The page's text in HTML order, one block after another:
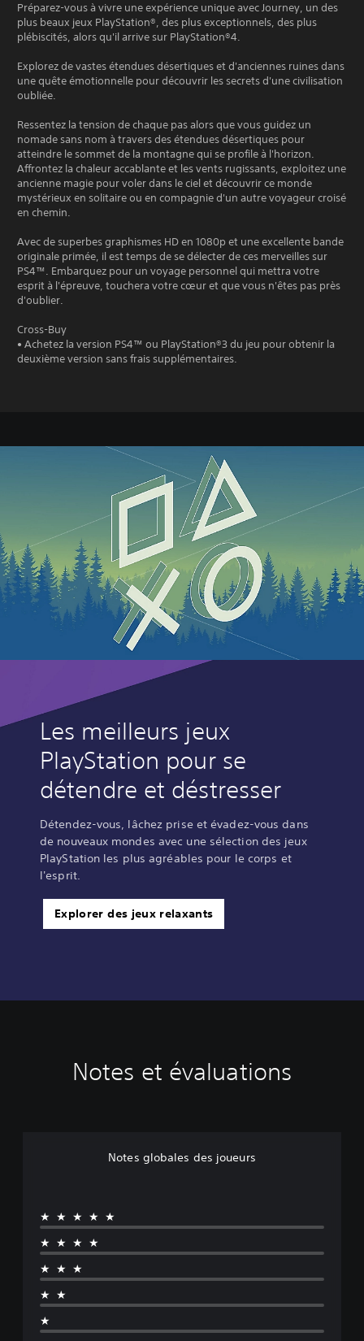
Préparez-vous à vivre une expérience unique avec Journey, un des
plus beaux jeux PlayStation®, des plus exceptionnels, des plus
plébiscités, alors qu'il arrive sur PlayStation®4.
Explorez de vastes étendues désertiques et d'anciennes ruines dans
une quête émotionnelle pour découvrir les secrets d'une civilisation
oubliée.
Ressentez la tension de chaque pas alors que vous guidez un
nomade sans nom à travers des étendues désertiques pour
atteindre le sommet de la montagne qui se profile à l'horizon.
Affrontez la chaleur accablante et les vents rugissants, exploitez une
ancienne magie pour voler dans le ciel et découvrir ce monde
mystérieux en solitaire ou en compagnie d'un autre voyageur croisé
en chemin.
Avec de superbes graphismes HD en 1080p et une excellente bande
originale primée, il est temps de se délecter de ces merveilles sur
PS4™. Embarquez pour un voyage personnel qui mettra votre
esprit à l'épreuve, touchera votre cœur et que vous n'êtes pas près
d'oublier.
Cross-Buy
• Achetez la version PS4™ ou PlayStation®3 du jeu pour obtenir la
deuxième version sans frais supplémentaires.
Les meilleurs jeux
PlayStation pour se
détendre et déstresser
Détendez-vous, lâchez prise et évadez-vous dans
de nouveaux mondes avec une sélection des jeux
PlayStation les plus agréables pour le corps et
l'esprit.
Explorer des jeux relaxants
Notes et évaluations
Notes globales des joueurs
★★★★★
★★★★
★★★
★★
★